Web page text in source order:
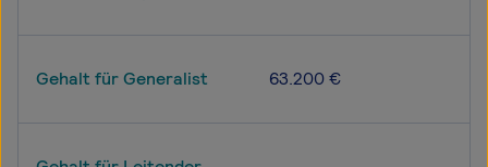
Gehalt für Generalist 63.200 €